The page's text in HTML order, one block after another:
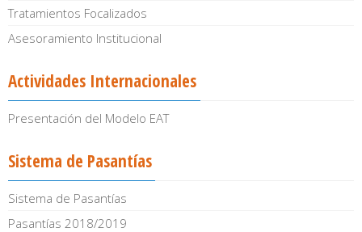
Tratamientos Focalizados
Asesoramiento Institucional
Actividades Internacionales
Presentación del Modelo EAT
Sistema de Pasantías
Sistema de Pasantías
Pasantías 2018/2019